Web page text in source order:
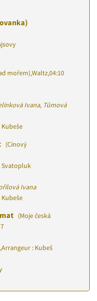
mořem),Waltz,04:10
Ivana, Tůmová
(Cínový
Svatopluk
Ivana
(Moje česká
,Arrangeur : Kubeš